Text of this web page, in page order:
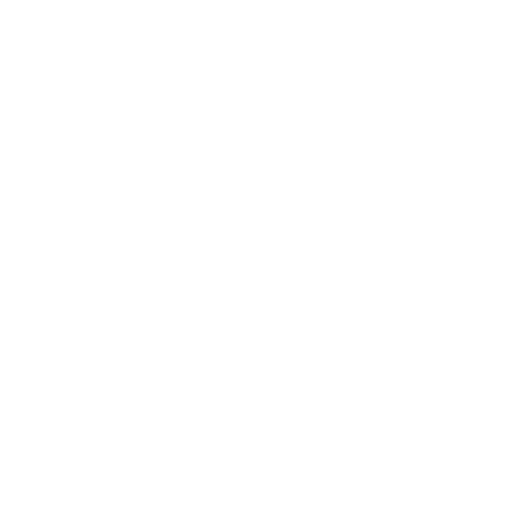
させていただ
了承ください。
き作成されるも
をご了承くださ
御機器販売店・
。
ようお願いしま
ズにご登録され
です。
です。
1000ppm以下、
下、フタル酸ジブチ
、
ない年数を意
貨物等」とい
可)を取得する
要な手段を講じ
通知します。
、取り引きをい
ムロン制御